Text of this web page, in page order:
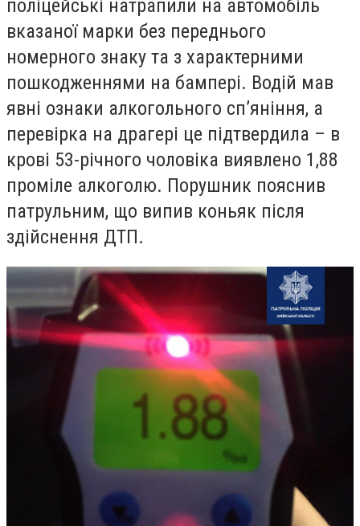
поліцейські натрапили на автомобіль
вказаної марки без переднього
номерного знаку та з характерними
пошкодженнями на бампері. Водій мав
явні ознаки алкогольного сп’яніння, а
перевірка на драгері це підтвердила – в
крові 53-річного чоловіка виявлено 1,88
проміле алкоголю. Порушник пояснив
патрульним, що випив коньяк після
здійснення ДТП.